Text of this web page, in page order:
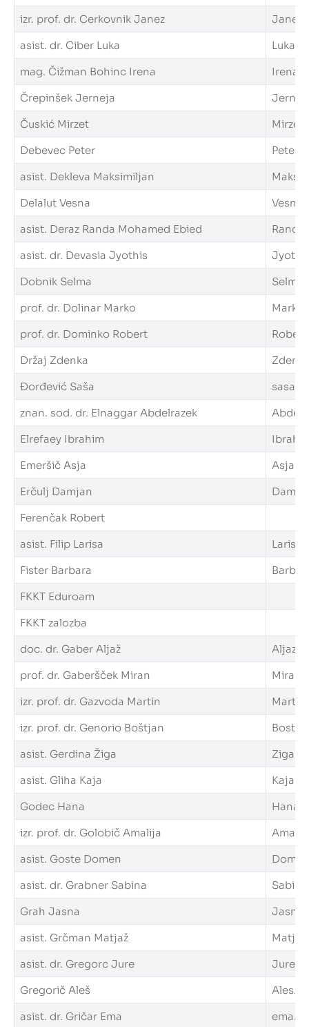
izr. prof. dr. Cerkovnik Janez
asist. dr. Ciber Luka
mag. Čižman Bohinc Irena
Črepinšek Jerneja
Čuskić Mirzet
Debevec Peter
asist. Dekleva Maksimiljan
Delalut Vesna
asist. Deraz Randa Mohamed Ebied
asist. dr. Devasia Jyothis
Dobnik Selma
prof. dr. Dolinar Marko
prof. dr. Dominko Robert
Držaj Zdenka
Đorđević Saša
znan. sod. dr. Elnaggar Abdelrazek
Elrefaey Ibrahim
Emeršič Asja
Erčulj Damjan
Ferenčak Robert
asist. Filip Larisa
Fister Barbara
FKKT Eduroam
FKKT zalozba
doc. dr. Gaber Aljaž
prof. dr. Gaberšček Miran
izr. prof. dr. Gazvoda Martin
izr. prof. dr. Genorio Boštjan
asist. Gerdina Žiga
asist. Gliha Kaja
Godec Hana
izr. prof. dr. Golobič Amalija
asist. Goste Domen
asist. dr. Grabner Sabina
Grah Jasna
asist. Grčman Matjaž
asist. dr. Gregorc Jure
Gregorič Aleš
asist. dr. Gričar Ema